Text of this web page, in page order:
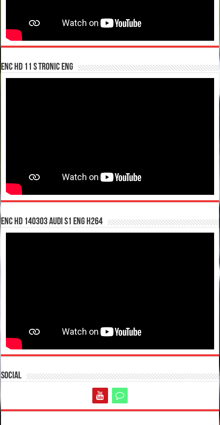
enc hd 11 S tronic ENG
enc hd 140303 Audi S1 ENG H264
Social